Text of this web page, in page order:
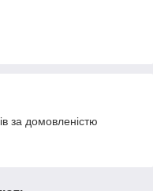
за домовленістю